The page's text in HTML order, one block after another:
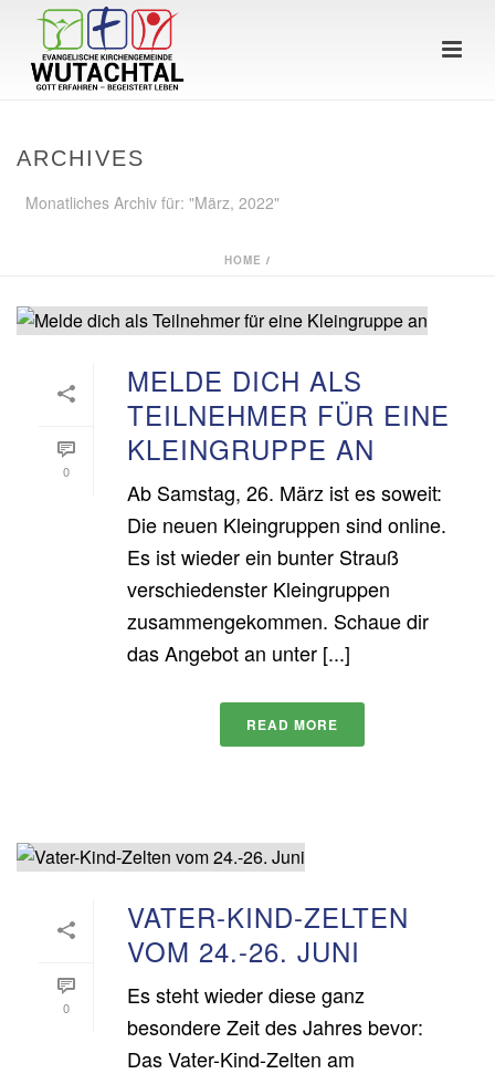
ARCHIVES
Monatliches Archiv für: "März, 2022"
HOME /
0
MELDE DICH ALS
TEILNEHMER FÜR EINE
KLEINGRUPPE AN
Ab Samstag, 26. März ist es soweit:
Die neuen Kleingruppen sind online.
Es ist wieder ein bunter Strauß
verschiedenster Kleingruppen
zusammengekommen. Schaue dir
das Angebot an unter [...]
READ MORE
0
VATER-KIND-ZELTEN
VOM 24.-26. JUNI
Es steht wieder diese ganz
besondere Zeit des Jahres bevor:
Das Vater-Kind-Zelten am